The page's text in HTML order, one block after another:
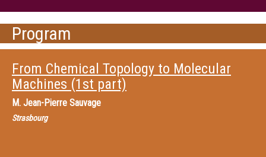
Program
From Chemical Topology to Molecular
Machines (1st part)
M. Jean-Pierre Sauvage
Strasbourg